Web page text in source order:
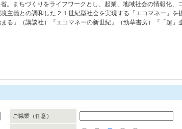
まちづくりをライフワークとし、起業、地域社会の情報化、
主義との調和した２１世紀型社会を実現する「エコマネー」を
る』（講談社）『エコマネーの新世紀』（勁草書房）『「超」
ご職業（任意）